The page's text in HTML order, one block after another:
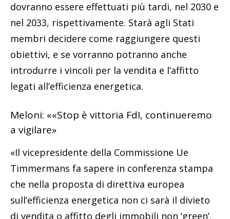
dovranno essere effettuati più tardi, nel 2030 e
nel 2033, rispettivamente. Starà agli Stati
membri decidere come raggiungere questi
obiettivi, e se vorranno potranno anche
introdurre i vincoli per la vendita e l’affitto
legati all’efficienza energetica.
Meloni: ««Stop è vittoria FdI, continueremo
a vigilare»
«Il vicepresidente della Commissione Ue
Timmermans fa sapere in conferenza stampa
che nella proposta di direttiva europea
sull’efficienza energetica non ci sarà il divieto
di vendita o affitto degli immobili non ‘green’.